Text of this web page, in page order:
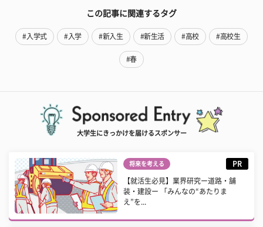
この記事に関連するタグ
#入学式 #入学 #新入生 #新生活 #高校 #高校生
#春
大学生にきっかけを届けるスポンサー
将来を考える PR
【就活生必見】業界研究ー道路・舗
装・建設ー 「みんなの“あたりま
え”を...